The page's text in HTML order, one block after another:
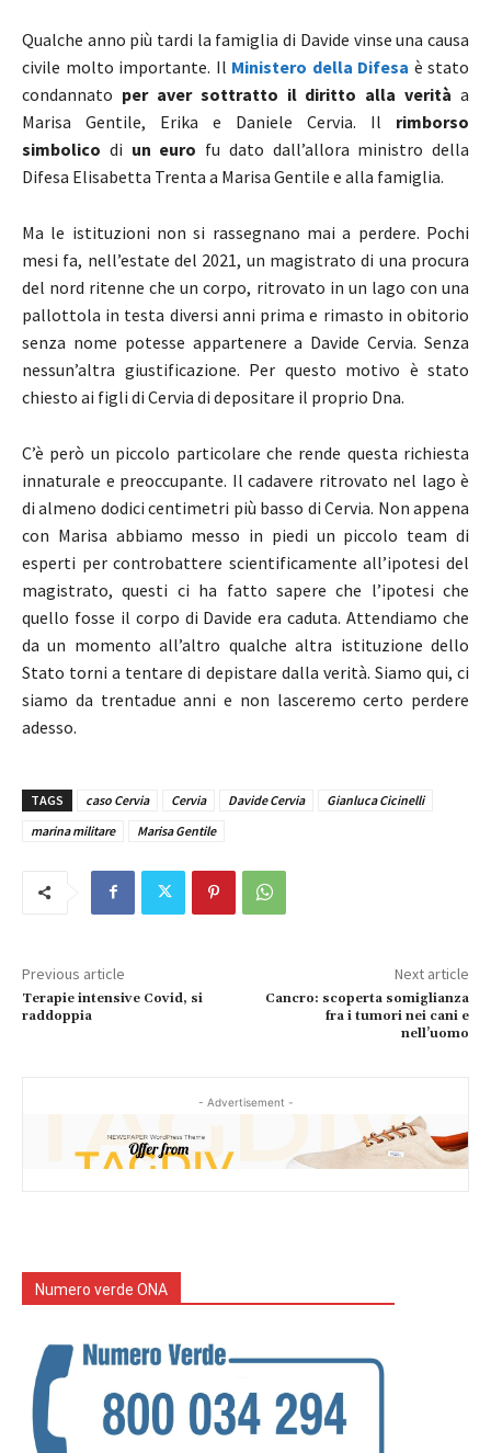
Qualche anno più tardi la famiglia di Davide vinse una causa
civile molto importante. Il Ministero della Difesa è stato
condannato per aver sottratto il diritto alla verità a
Marisa Gentile, Erika e Daniele Cervia. Il rimborso
simbolico di un euro fu dato dall’allora ministro della
Difesa Elisabetta Trenta a Marisa Gentile e alla famiglia.
Ma le istituzioni non si rassegnano mai a perdere. Pochi
mesi fa, nell’estate del 2021, un magistrato di una procura
del nord ritenne che un corpo, ritrovato in un lago con una
pallottola in testa diversi anni prima e rimasto in obitorio
senza nome potesse appartenere a Davide Cervia. Senza
nessun’altra giustificazione. Per questo motivo è stato
chiesto ai figli di Cervia di depositare il proprio Dna.
C’è però un piccolo particolare che rende questa richiesta
innaturale e preoccupante. Il cadavere ritrovato nel lago è
di almeno dodici centimetri più basso di Cervia. Non appena
con Marisa abbiamo messo in piedi un piccolo team di
esperti per controbattere scientificamente all’ipotesi del
magistrato, questi ci ha fatto sapere che l’ipotesi che
quello fosse il corpo di Davide era caduta. Attendiamo che
da un momento all’altro qualche altra istituzione dello
Stato torni a tentare di depistare dalla verità. Siamo qui, ci
siamo da trentadue anni e non lasceremo certo perdere
adesso.
TAGS caso Cervia Cervia Davide Cervia
Gianluca Cicinelli
marina militare
Marisa Gentile
Previous article
Terapie intensive Covid, si
raddoppia
Next article
Cancro: scoperta somiglianza
fra i tumori nei cani e
nell’uomo
- Advertisement -
Numero verde ONA